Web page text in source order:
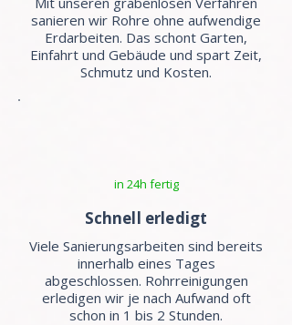
sanieren wir Rohre ohne aufwendige
Erdarbeiten. Das schont Garten,
Einfahrt und Gebäude und spart Zeit,
Schmutz und Kosten.
in 24h fertig
Schnell erledigt
Viele Sanierungsarbeiten sind bereits
innerhalb eines Tages
abgeschlossen. Rohrreinigungen
erledigen wir je nach Aufwand oft
schon in 1 bis 2 Stunden.